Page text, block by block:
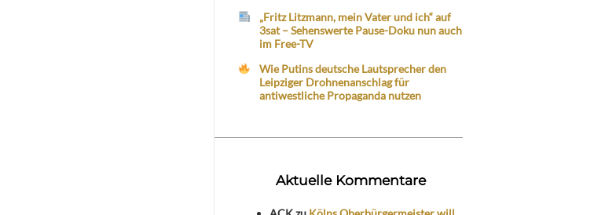
„Fritz Litzmann, mein Vater und ich“ auf
3sat – Sehenswerte Pause-Doku nun auch
im Free-TV
Wie Putins deutsche Lautsprecher den
Leipziger Drohnenanschlag für
antiwestliche Propaganda nutzen
Aktuelle Kommentare